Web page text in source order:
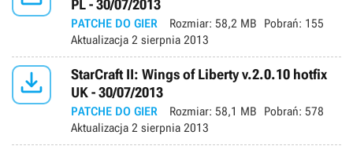
PL - 30/07/2013
PATCHE DO GIER Rozmiar: 58,2 MB Pobrań: 155
Aktualizacja 2 sierpnia 2013

StarCraft II: Wings of Liberty v.2.0.10 hotfix
UK - 30/07/2013
PATCHE DO GIER Rozmiar: 58,1 MB Pobrań: 578
Aktualizacja 2 sierpnia 2013